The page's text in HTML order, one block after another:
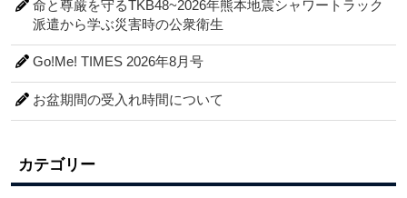
命と尊厳を守るTKB48~2026年熊本地震シャワートラック
派遣から学ぶ災害時の公衆衛生
Go!Me! TIMES 2026年8月号
お盆期間の受入れ時間について
カテゴリー